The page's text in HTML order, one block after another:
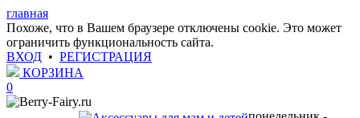
главная
Похоже, что в Вашем браузере отключены cookie. Это может
ограничить функциональность сайта.
ВХОД • РЕГИСТРАЦИЯ
КОРЗИНА
0